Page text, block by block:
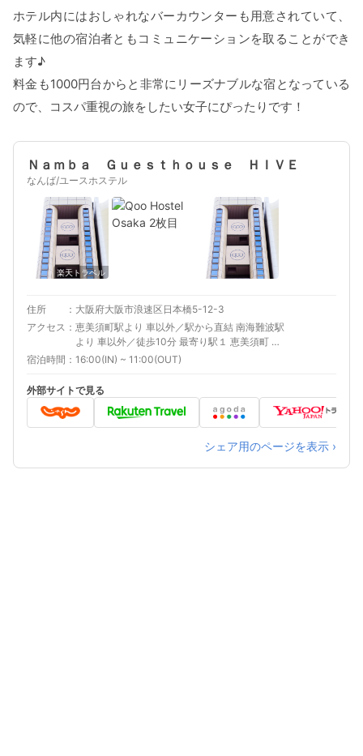
ホテル内にはおしゃれなバーカウンターも用意されていて、
気軽に他の宿泊者ともコミュニケーションを取ることができ
ます♪
料金も1000円台からと非常にリーズナブルな宿となっている
ので、コスパ重視の旅をしたい女子にぴったりです！
Ｎａｍｂａ Ｇｕｅｓｔｈｏｕｓｅ ＨＩＶＥ
なんば/ユースホステル
楽天トラベル
住所
大阪府大阪市浪速区日本橋5-12-3
アクセス
恵美須町駅より 車以外／駅から直結 南海難波駅
より 車以外／徒歩10分 最寄り駅１ 恵美須町 最
寄り駅２ 難波 最寄り駅３ 新今宮
宿泊時間 16:00(IN) ~ 11:00(OUT)
外部サイトで見る
シェア用のページを表示 ›